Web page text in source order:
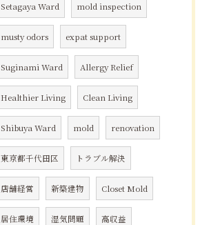
Setagaya Ward mold inspection
musty odors expat support
Suginami Ward Allergy Relief
Healthier Living Clean Living
Shibuya Ward mold renovation
東京都千代田区 トラブル解決
店舗経営 新築建物 Closet Mold
居住環境 湿気問題 高収益